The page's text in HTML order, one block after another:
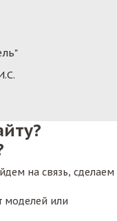
на связь, сделаем
моделей или